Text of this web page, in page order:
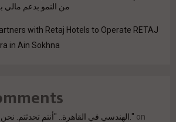
من النمو بدعم مالي بقيمة 700
with Retaj Hotels to Operate RETAJ
in Ain Sokhna
مقر ecec الهندسي في القاهرة.. "أنتم تحدثتم. نحن تحركنا." on